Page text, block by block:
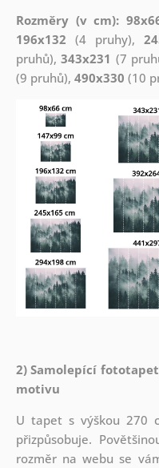
Rozměry (v cm):
196x132 (4 pruhy),
pruhů),343x231 (7
(9 pruhů), 490x330 (10
2) Samolepící
motivu
U tapet s výškou 270
přizpůsobuje.
rozměr na webu se